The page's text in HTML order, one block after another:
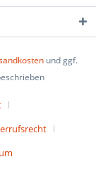
und ggf.